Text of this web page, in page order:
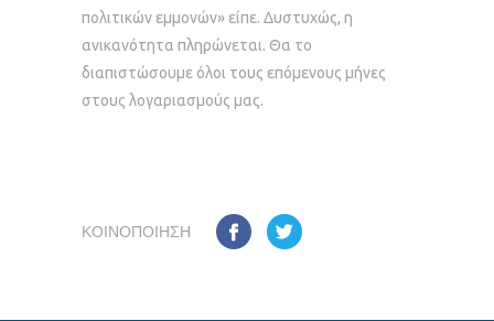
πολιτικών εμμονών» είπε. Δυστυχώς, η
ανικανότητα πληρώνεται. Θα το
διαπιστώσουμε όλοι τους επόμενους μήνες
στους λογαριασμούς μας.
ΚΟΙΝΟΠΟΊΗΣΗ